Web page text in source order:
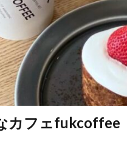
カフェfukcoffee